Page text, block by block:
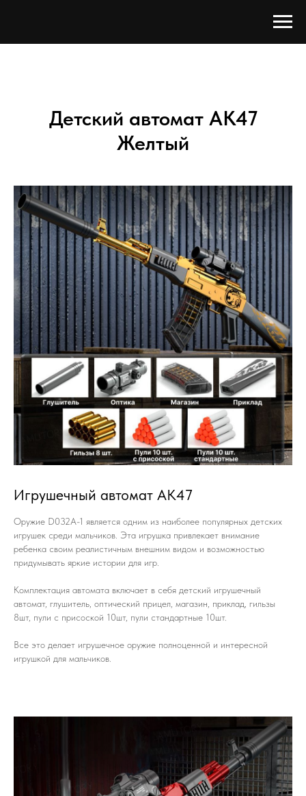
Детский автомат AK47
Желтый
Игрушечный автомат AK47
Оружие D032A-1 является одним из наиболее популярных детских
игрушек среди мальчиков. Эта игрушка привлекает внимание
ребенка своим реалистичным внешним видом и возможностью
придумывать яркие истории для игр.
Комплектация автомата включает в себя детский игрушечный
автомат, глушитель, оптический прицел, магазин, приклад, гильзы
8шт, пули с присоской 10шт, пули стандартные 10шт.
Все это делает игрушечное оружие полноценной и интересной
игрушкой для мальчиков.